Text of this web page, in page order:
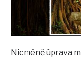
Nicméně úprava